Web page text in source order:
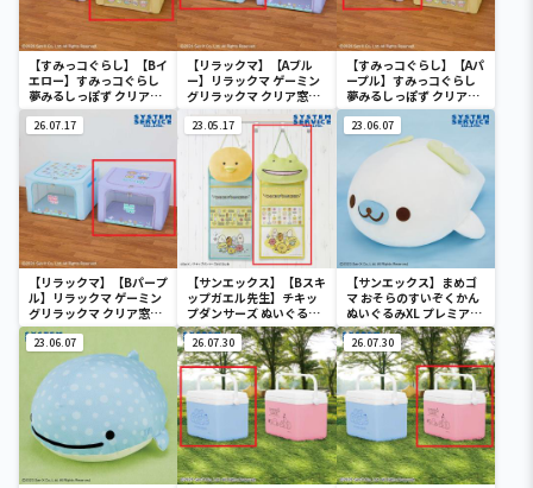
【すみっコぐらし】【Bイ
エロー】すみっコぐらし
夢みるしっぽず クリア窓
付き収納ボックス
【リラックマ】【Aブル
ー】リラックマ ゲーミン
グリラックマ クリア窓付
き収納ボックス
【すみっコぐらし】【Aパ
ープル】すみっコぐらし
夢みるしっぽず クリア窓
付き収納ボックス
26.07.17
【リラックマ】【Bパープ
ル】リラックマ ゲーミン
グリラックマ クリア窓付
き収納ボックス
23.05.17
【サンエックス】【Bスキ
ップガエル先生】チキッ
プダンサーズ ぬいぐるみ
ウォールポケット
23.06.07
【サンエックス】まめゴ
マ おそらのすいぞくかん
ぬいぐるみXL プレミアム
まめゴマ
23.06.07 26.07.30 26.07.30